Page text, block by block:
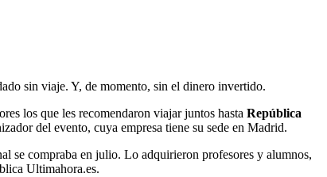
sin viaje. Y, de momento, sin el dinero invertido.
los que les recomendaron viajar juntos hasta República
del evento, cuya empresa tiene su sede en Madrid.
se compraba en julio. Lo adquirieron profesores y alumnos,
Ultimahora.es.